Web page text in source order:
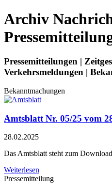
Archiv
Pressemitteilungen |
Verkehrsmeldungen |
Bekanntmachungen
Amtsblatt Nr. 05/25 vom
28.02.2025
Das Amtsblatt steht zum
Weiterlesen
Pressemitteilung